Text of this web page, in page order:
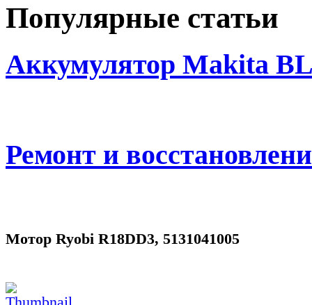
Популярные статьи
Аккумулятор Makita
Ремонт и
Мотор Ryobi R18DD3, 5131041005